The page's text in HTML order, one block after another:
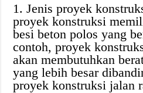
1. Jenis proyek
proyek konstruksi
besi beton polos yang
contoh, proyek
akan membutuhkan
yang lebih besar
proyek konstruksi jalan